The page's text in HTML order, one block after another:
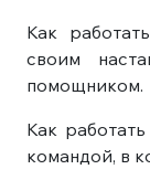
Как
своим
помощником.
Как
командой, в